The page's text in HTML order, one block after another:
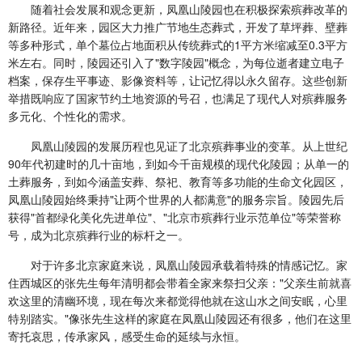
随着社会发展和观念更新，凤凰山陵园也在积极探索殡葬改革的
新路径。近年来，园区大力推广节地生态葬式，开发了草坪葬、壁葬
等多种形式，单个墓位占地面积从传统葬式的1平方米缩减至0.3平方
米左右。同时，陵园还引入了"数字陵园"概念，为每位逝者建立电子
档案，保存生平事迹、影像资料等，让记忆得以永久留存。这些创新
举措既响应了国家节约土地资源的号召，也满足了现代人对殡葬服务
多元化、个性化的需求。
凤凰山陵园的发展历程也见证了北京殡葬事业的变革。从上世纪
90年代初建时的几十亩地，到如今千亩规模的现代化陵园；从单一的
土葬服务，到如今涵盖安葬、祭祀、教育等多功能的生命文化园区，
凤凰山陵园始终秉持"让两个世界的人都满意"的服务宗旨。陵园先后
获得"首都绿化美化先进单位"、"北京市殡葬行业示范单位"等荣誉称
号，成为北京殡葬行业的标杆之一。
对于许多北京家庭来说，凤凰山陵园承载着特殊的情感记忆。家
住西城区的张先生每年清明都会带着全家来祭扫父亲："父亲生前就喜
欢这里的清幽环境，现在每次来都觉得他就在这山水之间安眠，心里
特别踏实。"像张先生这样的家庭在凤凰山陵园还有很多，他们在这里
寄托哀思，传承家风，感受生命的延续与永恒。